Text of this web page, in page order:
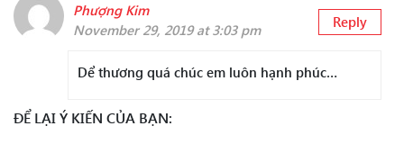
Phượng Kim
November 29, 2019 at 3:03 pm
Reply
Dể thương quá chúc em luôn hạnh phúc…
ĐỂ LẠI Ý KIẾN CỦA BẠN: